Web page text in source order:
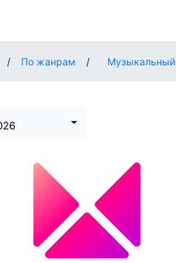
/ По жанрам / Музыкальный